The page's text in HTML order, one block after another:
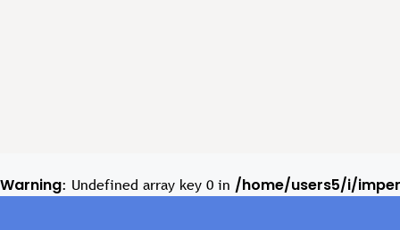
Warning: Undefined array key 0 in /home/users5/i/